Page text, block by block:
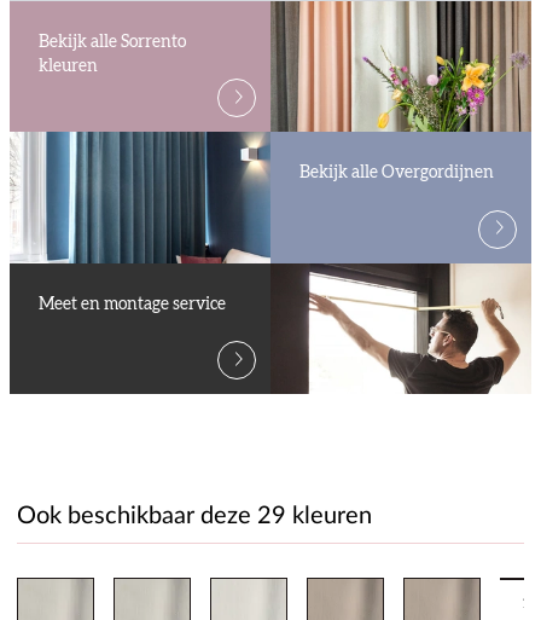
Bekijk alle Sorrento
kleuren
Bekijk alle Overgordijnen
Meet en montage service
Ook beschikbaar deze 29 kleuren